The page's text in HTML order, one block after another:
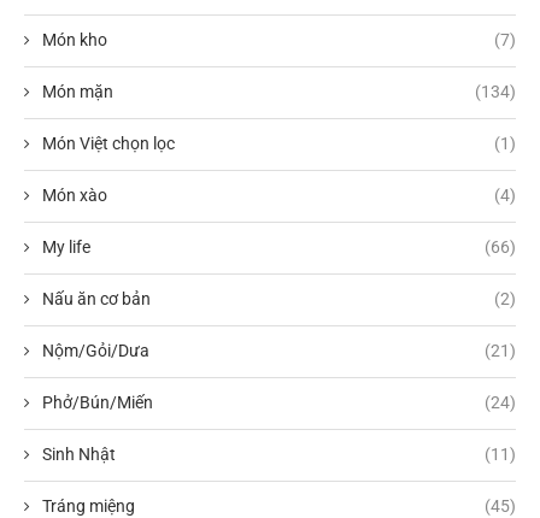
Món kho (7)
Món mặn (134)
Món Việt chọn lọc (1)
Món xào (4)
My life (66)
Nấu ăn cơ bản (2)
Nộm/Gỏi/Dưa (21)
Phở/Bún/Miến (24)
Sinh Nhật (11)
Tráng miệng (45)